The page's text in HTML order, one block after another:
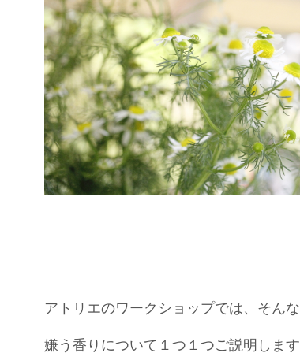
アトリエのワークショップでは、そん
嫌う香りについて１つ１つご説明しま